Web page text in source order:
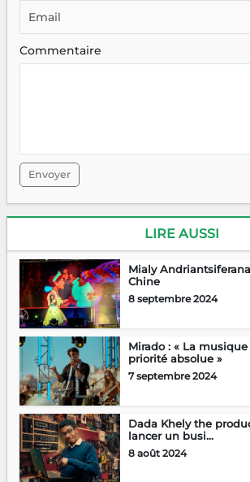
Commentaire
Envoyer
LIRE AUSSI
Mialy
Chine
8 septembre 2024
Mirado : « La
priorité absolue »
7 septembre 2024
Dada Khely the
lancer un busi...
8 août 2024